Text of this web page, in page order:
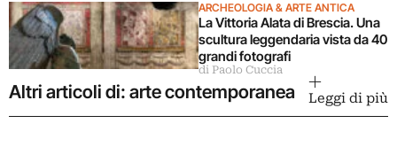
ARCHEOLOGIA & ARTE ANTICA
La Vittoria Alata di Brescia. Una
scultura leggendaria vista da 40
grandi fotografi
di Paolo Cuccia
Altri articoli di: arte contemporanea Leggi di più